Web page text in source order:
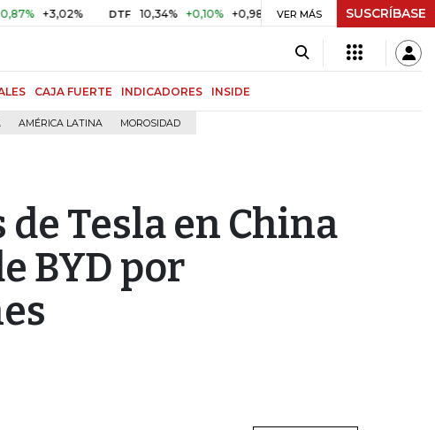
DTF 10,34% +0,10% +0,98% UVR $ 416,86 +$ 0,05 +0,01%
VER MÁS SUSCRÍBASE
CAJA FUERTE INDICADORES INSIDE
AMÉRICA LATINA MOROSIDAD
Tesla en China
BYD por